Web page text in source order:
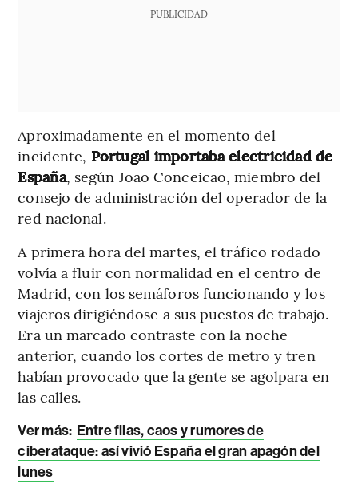
PUBLICIDAD
Aproximadamente en el momento del
incidente, Portugal importaba electricidad de
España, según Joao Conceicao, miembro del
consejo de administración del operador de la
red nacional.
A primera hora del martes, el tráfico rodado
volvía a fluir con normalidad en el centro de
Madrid, con los semáforos funcionando y los
viajeros dirigiéndose a sus puestos de trabajo.
Era un marcado contraste con la noche
anterior, cuando los cortes de metro y tren
habían provocado que la gente se agolpara en
las calles.
Ver más: Entre filas, caos y rumores de
ciberataque: así vivió España el gran apagón del
lunes